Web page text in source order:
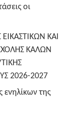
οι
ΚΑΙ
ΚΑΛΩΝ
2026-2027
της